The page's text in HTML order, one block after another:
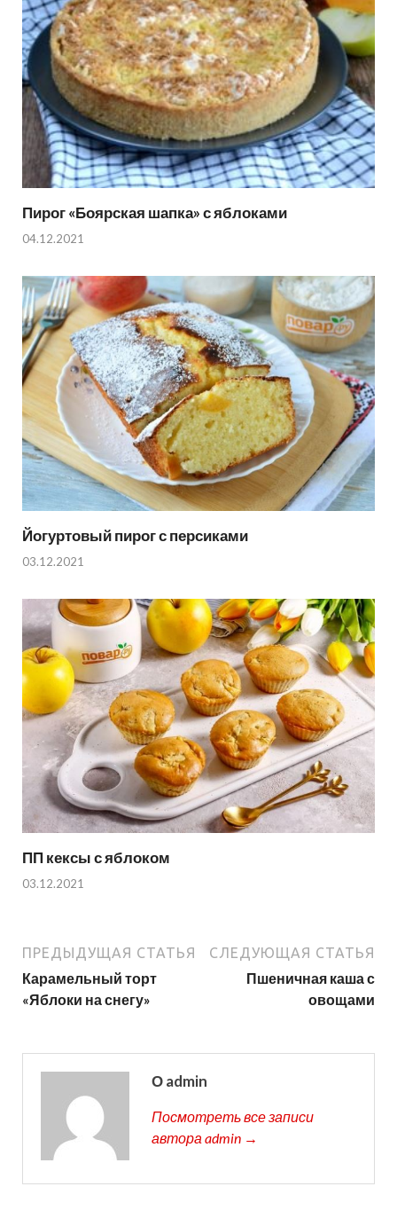
Пирог «Боярская шапка» с яблоками
04.12.2021
Йогуртовый пирог с персиками
03.12.2021
ПП кексы с яблоком
03.12.2021
ПРЕДЫДУЩАЯ СТАТЬЯ
Карамельный торт
«Яблоки на снегу»
СЛЕДУЮЩАЯ СТАТЬЯ
Пшеничная каша с
овощами
О admin
Посмотреть все записи
автора admin →